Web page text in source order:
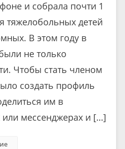
и собрала почти 1
тяжелобольных детей
В этом году в
не только
Чтобы стать членом
создать профиль
им в
или мессенджерах и […]